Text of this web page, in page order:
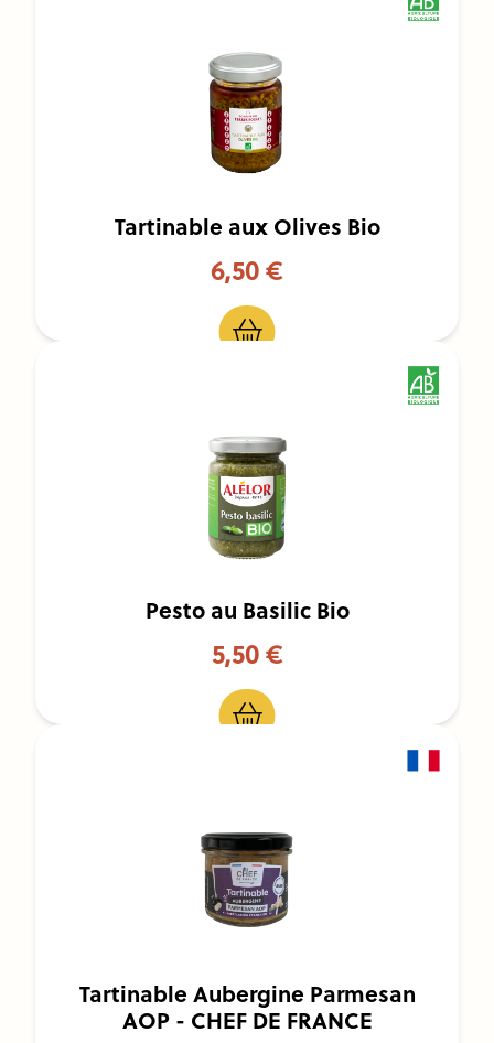
Tartinable aux Olives Bio
6,50 €
Pesto au Basilic Bio
5,50 €
Tartinable Aubergine Parmesan
AOP - CHEF DE FRANCE